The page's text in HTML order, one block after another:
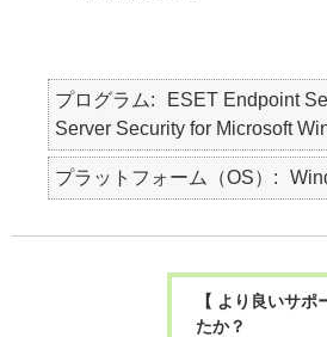
プログラム
ESET Endpoint
Server Security for Microsoft
プラットフォーム（OS）
【 より良いサ
たか？